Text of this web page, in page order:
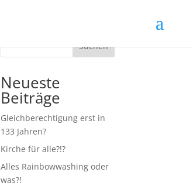
Suchen
Neueste
Beiträge
Gleichberechtigung erst in
133 Jahren?
Kirche für alle?!?
Alles Rainbowwashing oder
was?!